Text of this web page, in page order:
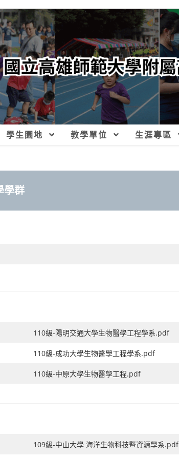
學生園地 教學單位 生涯專區
學群
110級-陽明交通大學生物醫學工程學系.pdf
110級-成功大學生物醫學工程學系.pdf
110級-中原大學生物醫學工程.pdf
109級-中山大學 海洋生物科技暨資源學系.pdf